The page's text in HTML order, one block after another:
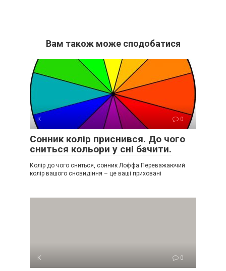
Вам також може сподобатися
К 0
Сонник колір приснився. До чого
сниться кольори у сні бачити.
Колір до чого сниться, сонник Лоффа Переважаючий
колір вашого сновидіння – це ваші приховані
К 0